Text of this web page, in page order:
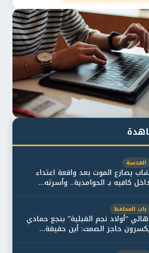
العدسة
يصارع الموت بعد واقعة اعتداء
كافيه بـ الحوامدية.. وأسرته...
باب المحافظ
"أولاد نجم القبلية" بنجع حمادي
حاجز الصمت: أين حقيقة...